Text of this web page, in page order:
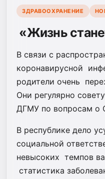
ЗДРАВООХРАНЕНИЕ
«Жизнь
В связи с
коронавирусной
родители очень
Они регулярно
ДГМУ по вопросам о
В республике дело
социальной
невысоких темпов
статистика